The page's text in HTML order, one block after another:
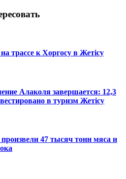
трассе к Хоргосу в Жетісу
Алаколя завершается: 12,3
в туризм Жетісу
произвели 47 тысяч тонн мяса и